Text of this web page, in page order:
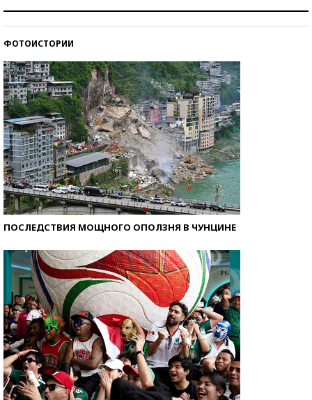
ФОТОИСТОРИИ
ПОСЛЕДСТВИЯ МОЩНОГО ОПОЛЗНЯ В ЧУНЦИНЕ